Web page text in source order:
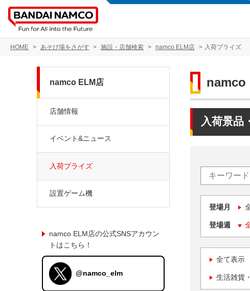
HOME あそび場をさがす 施設・店舗検索 namco ELM店 入荷プライズ
namco
入荷景品
登場月
登場週
全て表示
生活雑貨
namco ELM店
店舗情報
イベント&ニュース
入荷プライズ
設置ゲーム機
namco ELM店の公式SNSアカウン
トはこちら！
@namco_elm